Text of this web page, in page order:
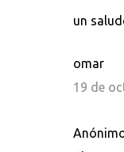
un
omar
19 de